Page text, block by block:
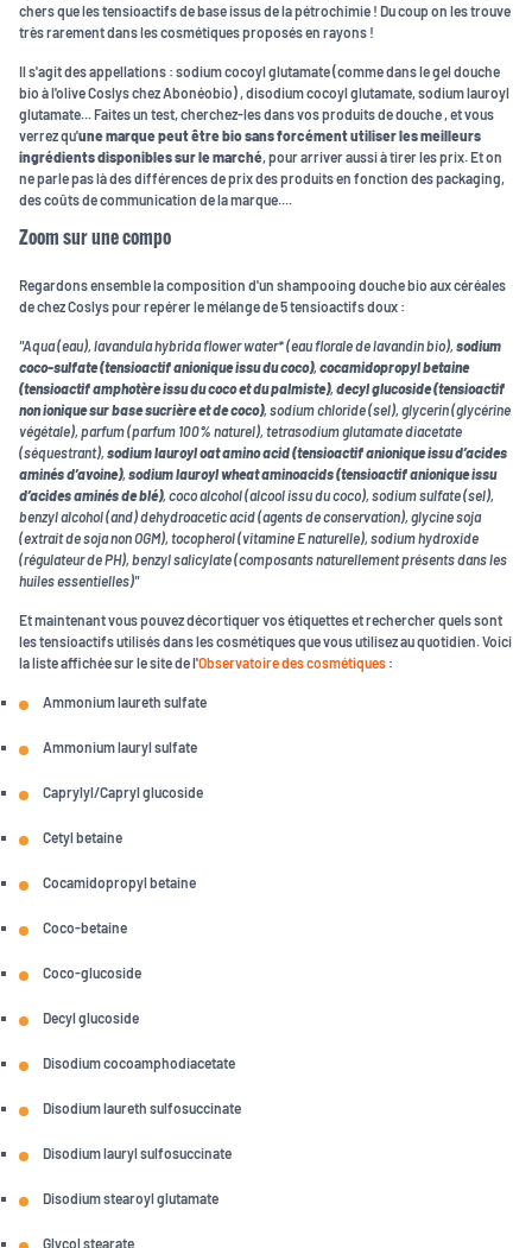
chers que les tensioactifs de base issus de la pétrochimie ! Du coup on les trouve
très rarement dans les cosmétiques proposés en rayons !
Il s'agit des appellations : sodium cocoyl glutamate (comme dans le gel douche
bio à l'olive Coslys chez Abonéobio) , disodium cocoyl glutamate, sodium lauroyl
glutamate... Faites un test, cherchez-les dans vos produits de douche , et vous
verrez qu'une marque peut être bio sans forcément utiliser les meilleurs
ingrédients disponibles sur le marché, pour arriver aussi à tirer les prix. Et on
ne parle pas là des différences de prix des produits en fonction des packaging,
des coûts de communication de la marque....
Zoom sur une compo
Regardons ensemble la composition d'un shampooing douche bio aux céréales
de chez Coslys pour repérer le mélange de 5 tensioactifs doux :
"Aqua (eau), lavandula hybrida flower water* (eau florale de lavandin bio), sodium
coco-sulfate (tensioactif anionique issu du coco), cocamidopropyl betaine
(tensioactif amphotère issu du coco et du palmiste), decyl glucoside (tensioactif
non ionique sur base sucrière et de coco), sodium chloride (sel), glycerin (glycérine
végétale), parfum (parfum 100% naturel), tetrasodium glutamate diacetate
(séquestrant), sodium lauroyl oat amino acid (tensioactif anionique issu d’acides
aminés d’avoine), sodium lauroyl wheat aminoacids (tensioactif anionique issu
d’acides aminés de blé), coco alcohol (alcool issu du coco), sodium sulfate (sel),
benzyl alcohol (and) dehydroacetic acid (agents de conservation), glycine soja
(extrait de soja non OGM), tocopherol (vitamine E naturelle), sodium hydroxide
(régulateur de PH), benzyl salicylate (composants naturellement présents dans les
huiles essentielles)"
Et maintenant vous pouvez décortiquer vos étiquettes et rechercher quels sont
les tensioactifs utilisés dans les cosmétiques que vous utilisez au quotidien. Voici
la liste affichée sur le site de l'Observatoire des cosmétiques :
Ammonium laureth sulfate
Ammonium lauryl sulfate
Caprylyl/Capryl glucoside
Cetyl betaine
Cocamidopropyl betaine
Coco-betaine
Coco-glucoside
Decyl glucoside
Disodium cocoamphodiacetate
Disodium laureth sulfosuccinate
Disodium lauryl sulfosuccinate
Disodium stearoyl glutamate
Glycol stearate